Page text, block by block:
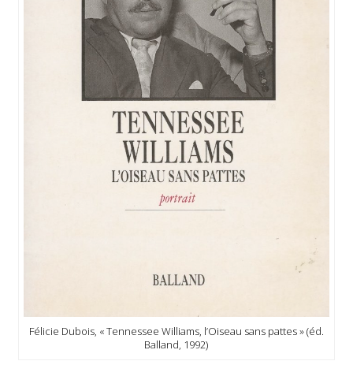
Félicie Dubois, « Tennessee Williams, l’Oiseau sans pattes » (éd.
Balland, 1992)